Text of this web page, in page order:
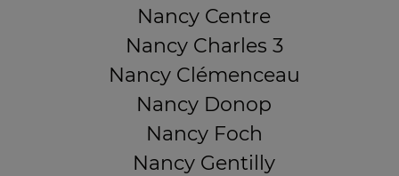
Nancy Centre
Nancy Charles 3
Nancy Clémenceau
Nancy Donop
Nancy Foch
Nancy Gentilly